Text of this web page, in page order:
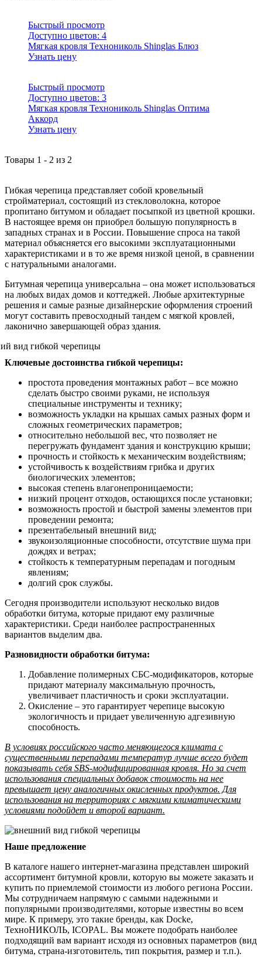
Быстрый просмотр
Доступно цветов: 4
Мягкая кровля Технониколь Shinglas Блюз
Узнать цену
Быстрый просмотр
Доступно цветов: 3
Мягкая кровля Технониколь Shinglas Оптима
Аккорд
Узнать цену
Товары 1 - 2 из 2
Гибкая черепица представляет собой кровельный
стройматериал, состоящий из стекловолокна, которое
пропитано битумом и обладает посыпкой из цветной крошки.
В настоящее время он приобрел большую популярность в
западных странах и в России. Повышение спроса на такой
материал объясняется его высокими эксплуатационными
характеристиками и в то же время низкой ценой, в сравнении
с натуральными аналогами.
Битумная черепица универсальна – она может использоваться
на любых видах домов и коттеджей. Любые архитектурные
решения и самые разные дизайнерские оформления строений
могут составить превосходный тандем с мягкой кровлей,
лаконично завершающей образ здания.
Ключевые достоинства гибкой черепицы:
простота проведения монтажных работ – все можно
сделать быстро своими руками, не используя
специальные инструменты и технику;
возможность укладки на крышах самых разных форм и
сложных геометрических параметров;
относительно небольшой вес, что позволяет не
перегружать фундамент здания и конструкцию крыши;
прочность и стойкость к механическим воздействиям;
устойчивость к воздействиям грибка и других
биологических элементов;
высокая степень влагонепроницаемости;
низкий процент отходов, остающихся после установки;
возможность простой и быстрой замены элементов при
проведении ремонта;
презентабельный внешний вид;
звукоизоляционные способности, отсутствие шума при
дождях и ветрах;
стойкость к температурным перепадам и погодным
явлениям;
долгий срок службы.
Сегодня производители используют несколько видов
обработки битума, которые придают ему различные
характеристики. Среди наиболее распространенных
вариантов выделим два.
Разновидности обработки битума:
Добавление полимерных СБС-модификаторов, которые
придают материалу максимальную прочность,
увеличивает пластичность и сроки эксплуатации.
Окисление – это гарантирует черепице высокую
экологичность и придает увеличенную адгезивную
способность.
В условиях российского часто меняющегося климата с
существенными перепадами температур лучше всего будет
показывать себя SBS-модифицированная кровля. Но за счет
использования специальных добавок стоимость на нее
превышает цену аналогичных окисленных продуктов. Для
использования на территориях с мягкими климатическими
условиями подойдет и второй вариант.
Наше предложение
В каталоге нашего интернет-магазина представлен широкий
ассортимент битумной кровли, которую вы можете заказать и
купить по приемлемой стоимости из любого региона России.
Мы сотрудничаем напрямую с самыми надежными и
популярными производителями, которые известны во всем
мире. К примеру, это такие бренды, как Docke,
ТехноНИКОЛЬ, ICOPAL. Вы можете подобрать наиболее
подходящий вам вариант исходя из основных параметров (вид
битума, страна-изготовитель, тип покрытия, размер и т.п.).